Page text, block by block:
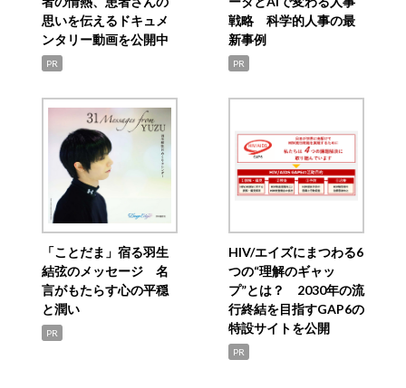
思いを伝えるドキュメ
ンタリー動画を公開中
PR
戦略 科学的人事の最
新事例
PR
「ことだま」宿る羽生
結弦のメッセージ 名
言がもたらす心の平穏
と潤い
PR
HIV/エイズにまつわる6
つの“理解のギャッ
プ”とは？ 2030年の流
行終結を目指すGAP6の
特設サイトを公開
PR